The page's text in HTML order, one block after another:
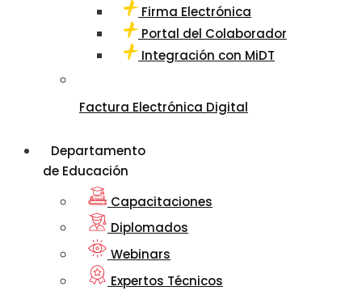
Firma Electrónica
Portal del Colaborador
Integración con MiDT
Factura Electrónica Digital
Departamento
de Educación
Capacitaciones
Diplomados
Webinars
Expertos Técnicos